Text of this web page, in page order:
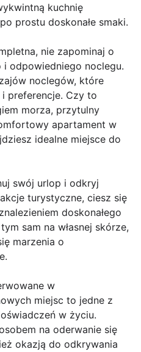
kuchnię
prostu doskonałe smaki.
nie zapominaj o
odpowiedniego noclegu.
noclegów, które
preferencje. Czy to
morza, przytulny
apartament w
idealne miejsce do
swój urlop i odkryj
turystyczne, ciesz się
doskonałego
sam na własnej skórze,
marzenia o
w
miejsc to jedne z
w życiu.
na oderwanie się
okazją do odkrywania